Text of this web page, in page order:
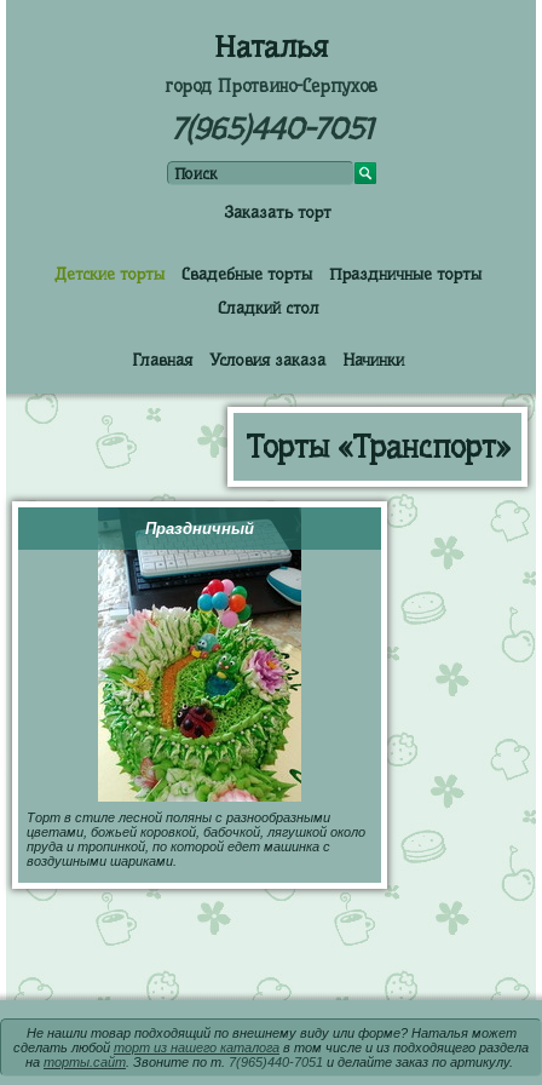
Наталья
город Протвино-Серпухов
7(965)440-7051
Заказать торт
Детские торты Свадебные торты
Праздничные торты
Сладкий стол
Главная Условия заказа Начинки
Торты «Транспорт»
Праздничный
Торт в стиле лесной поляны с разнообразными
цветами, божьей коровкой, бабочкой, лягушкой около
пруда и тропинкой, по которой едет машинка с
воздушными шариками.
Не нашли товар подходящий по внешнему виду или форме? Наталья может
сделать любой торт из нашего каталога в том числе и из подходящего раздела
на торты.сайт . Звоните по т. 7(965)440-7051 и делайте заказ по артикулу.